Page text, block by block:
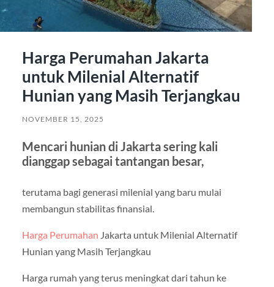
Harga Perumahan Jakarta
untuk Milenial Alternatif
Hunian yang Masih Terjangkau
NOVEMBER 15, 2025
Mencari hunian di Jakarta sering kali
dianggap sebagai tantangan besar,
terutama bagi generasi milenial yang baru mulai
membangun stabilitas finansial.
Harga Perumahan Jakarta untuk Milenial Alternatif
Hunian yang Masih Terjangkau
Harga rumah yang terus meningkat dari tahun ke